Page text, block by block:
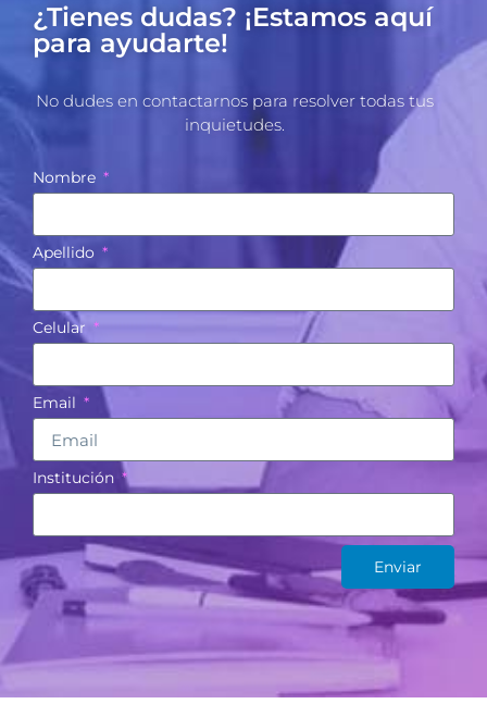
¿Tienes dudas? ¡Estamos aquí
para ayudarte!
No dudes en contactarnos para resolver todas tus
inquietudes.​
Nombre
Apellido
Celular
Email
Institución
Enviar